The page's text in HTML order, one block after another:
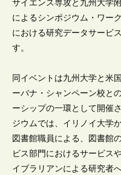
サイエンス専攻と九州大学
によるシンポジウム・ワー
における研究データサービ
す。
同イベントは九州大学と米
ーバナ・シャンペーン校と
ーシップの一環として開催
ジウムでは、イリノイ大学
図書館職員による、図書館
ビス部門におけるサービス
イブラリアンによる研究者